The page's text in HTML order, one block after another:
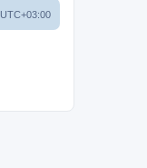
UTC+03:00